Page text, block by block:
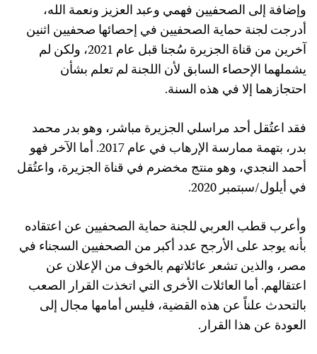
وإضافة إلى الصحفيين فهمي وعبد العزيز ونعمة الله،
أدرجت لجنة حماية الصحفيين في إحصائها صحفيين اثنين
آخرين من قناة الجزيرة سُجنا قبل عام 2021، ولكن لم
يشملهما الإحصاء السابق لأن اللجنة لم تعلم بشأن
احتجازهما إلا في هذه السنة.
فقد اعتُقل أحد مراسلي الجزيرة مباشر، وهو بدر محمد
بدر، بتهمة ممارسة الإرهاب في عام 2017. أما الآخر فهو
أحمد النجدي، وهو منتج مخضرم في قناة الجزيرة، واعتُقل
في أيلول/سبتمبر 2020.
وأعرب قطب العربي للجنة حماية الصحفيين عن اعتقاده
بأنه يوجد على الأرجح عدد أكبر من الصحفيين السجناء في
مصر، والذين تشعر عائلاتهم بالخوف من الإعلان عن
اعتقالهم. أما العائلات الأخرى التي اتخذت القرار الصعب
بالتحدث علناً عن هذه القضية، فليس أمامها مجال إلى
العودة عن هذا القرار.